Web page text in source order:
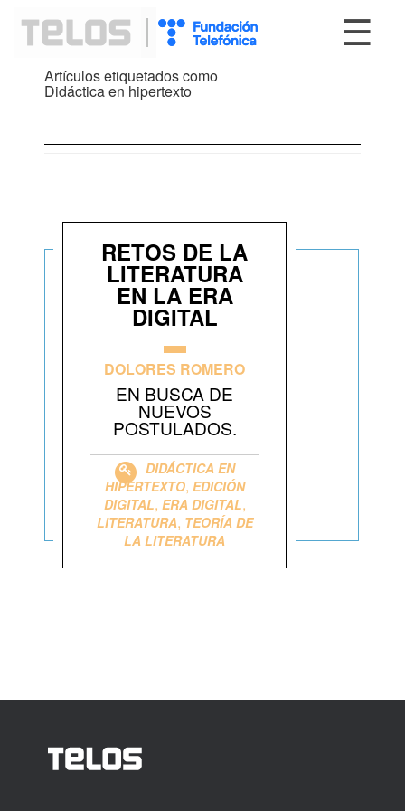
☰
Artículos etiquetados como
Didáctica en hipertexto
RETOS DE LA
LITERATURA
EN LA ERA
DIGITAL
DOLORES ROMERO
EN BUSCA DE
NUEVOS
POSTULADOS.
DIDÁCTICA EN
HIPERTEXTO, EDICIÓN
DIGITAL, ERA DIGITAL,
LITERATURA, TEORÍA DE
LA LITERATURA